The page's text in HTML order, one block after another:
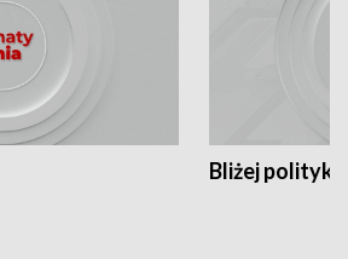
Bliżej polityki